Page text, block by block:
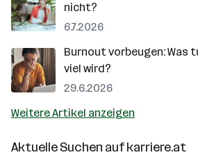
nicht?
6.7.2026
Burnout vorbeugen: Was
viel wird?
29.6.2026
Weitere Artikel anzeigen
Aktuelle Suchen aufkarriere.at